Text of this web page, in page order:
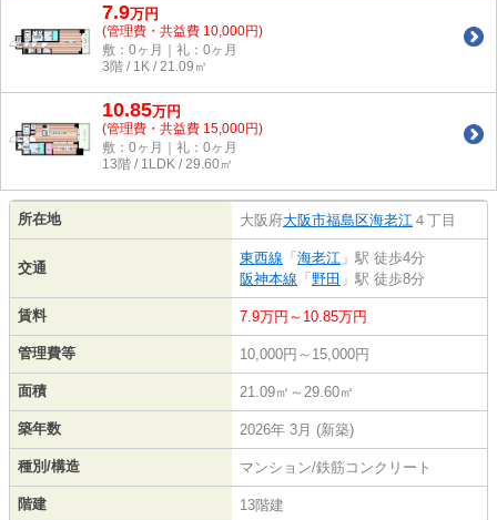
7.9万円
(管理費・共益費 10,000円)
敷：0ヶ月｜礼：0ヶ月
3階 / 1K / 21.09㎡
10.85万円
(管理費・共益費 15,000円)
敷：0ヶ月｜礼：0ヶ月
13階 / 1LDK / 29.60㎡
所在地 大阪府大阪市福島区海老江 ４丁目
交通
東西線 「 海老江 」駅 徒歩4分
阪神本線 「 野田 」駅 徒歩8分
賃料 7.9万円～10.85万円
管理費等 10,000円～15,000円
面積 21.09㎡～29.60㎡
築年数 2026年 3月 (新築)
種別/構造 マンション/鉄筋コンクリート
階建 13階建